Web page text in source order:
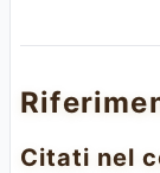
Citati nel